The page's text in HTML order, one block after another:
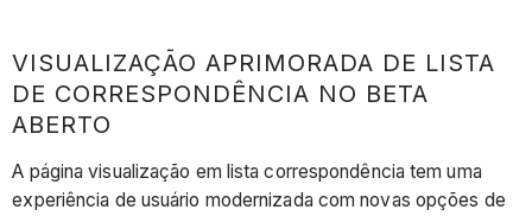
VISUALIZAÇÃO APRIMORADA DE LISTA
DE CORRESPONDÊNCIA NO BETA
ABERTO
A página visualização em lista correspondência tem uma
experiência de usuário modernizada com novas opções de